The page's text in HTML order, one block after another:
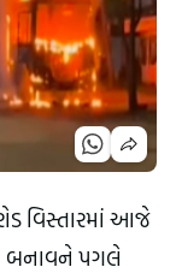
વિસ્તારમાં આજે
બનાવને પગલે